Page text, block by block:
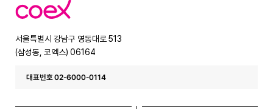
코
엑
서울특별시 강남구 영동대로 513
(삼성동, 코엑스) 06164
대표번호 02-6000-0114